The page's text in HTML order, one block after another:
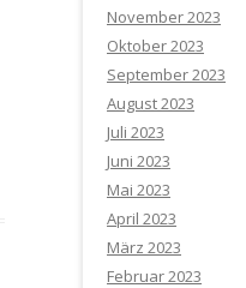
November 2023
Oktober 2023
September 2023
August 2023
Juli 2023
Juni 2023
Mai 2023
April 2023
März 2023
Februar 2023